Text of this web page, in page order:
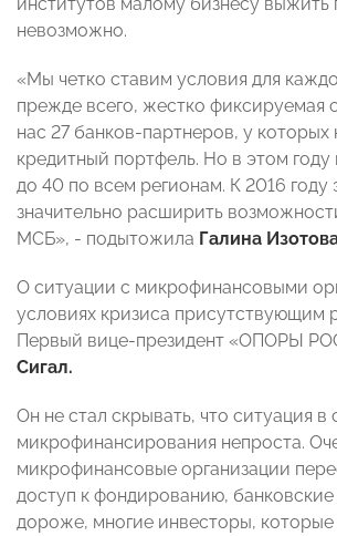
невозможно.
«Мы четко ставим условия для
прежде всего, жестко фиксируемая
нас 27 банков-партнеров, у которых
кредитный портфель. Но в этом
до 40 по всем регионам. К 2016 году
значительно расширить
МСБ», - подытожила Галина
О ситуации с микрофинансовыми
условиях кризиса присутствующим
Первый вице-президент «ОПОРЫ
Сигал.
Он не стал скрывать, что ситуация в
микрофинансирования непроста.
микрофинансовые организации
доступ к фондированию,
дороже, многие инвесторы, которые